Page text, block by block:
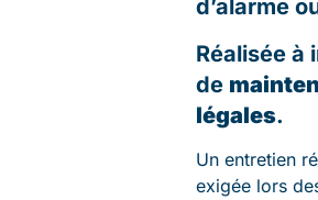
d’alarme
Réalisée à
de
légales.
Un entretien
exigée lors